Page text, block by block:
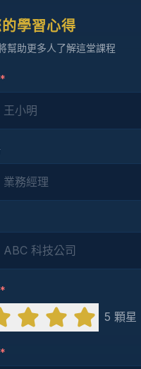
學習心得
幫助更多人了解這堂課程
*
*
5 顆星
*